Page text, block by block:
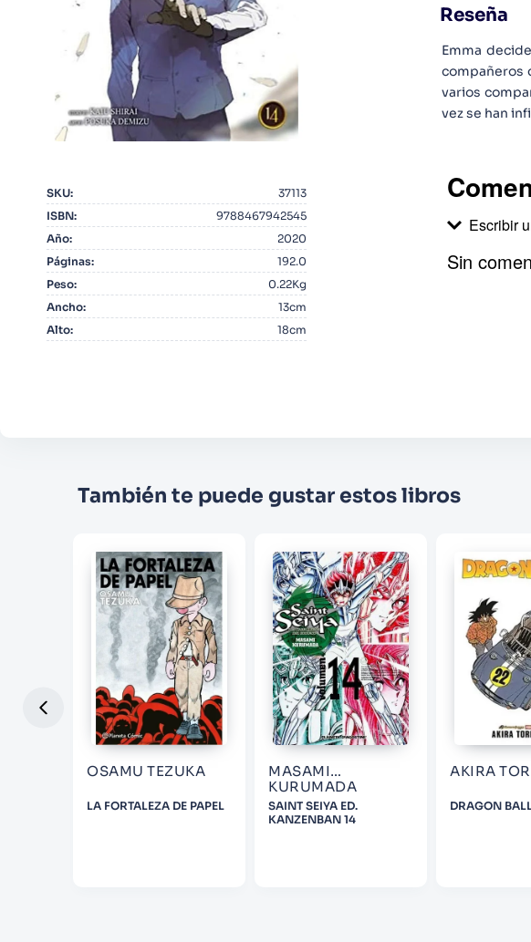
SKU:
37113
ISBN:
9788467942545
Año:
2020
Páginas:
192.0
Peso:
0.22Kg
Ancho:
13cm
Alto: 18cm
Reseña
Emma
compañeros
varios
vez se han
Escribir
Sin
También te puede gustar estos libros
OSAMU TEZUKA
LA FORTALEZA DE PAPEL
MASAMI
KURUMADA
SAINT SEIYA ED.
KANZENBAN 14
AKIRA
DRAGON